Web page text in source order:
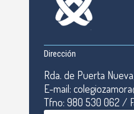
Dirección
Rda. de Puerta
E-mail:
Tfno: 980 530 062 /